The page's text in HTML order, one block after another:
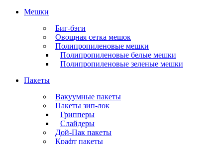
Мешки
Биг-бэги
Овощная сетка мешок
Полипропиленовые мешки
Полипропиленовые белые мешки
Полипропиленовые зеленые мешки
Пакеты
Вакуумные пакеты
Пакеты зип-лок
Грипперы
Слайдеры
Дой-Пак пакеты
Крафт пакеты